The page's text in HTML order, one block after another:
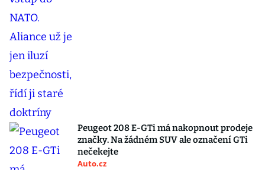
Peugeot 208 E-GTi má nakopnout prodeje
značky. Na žádném SUV ale označení GTi
nečekejte
Auto.cz